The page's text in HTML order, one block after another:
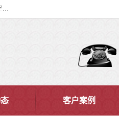
眼动仪多少钱?北京津发科技股份有限公司主营：事件相关电位仪、生理仪、肌电仪、脑电仪、皮电仪、眼动仪；是国家级高新技术企业、科技部认定的科技型中小企业和中关村高新技术企业，具备保密资格，具备自主进出口经营权；自主研发技术、产品与服务荣获多项省部级科学技术奖励、国家发明专利、国家软件著作权和省部级新技术新产品（服务）认证。
客户案例